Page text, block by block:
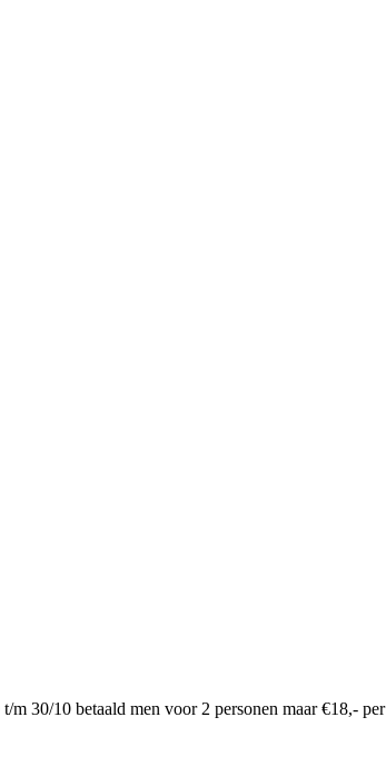
30/10 betaald men voor 2 personen maar €18,- per